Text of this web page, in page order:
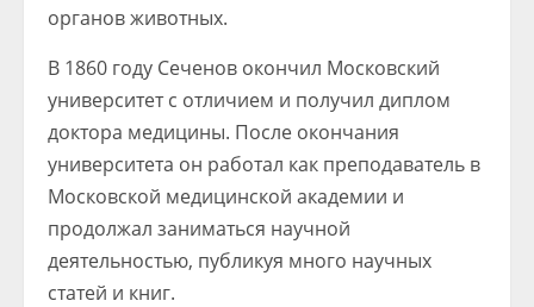
органов животных.
В 1860 году Сеченов окончил Московский
университет с отличием и получил диплом
доктора медицины. После окончания
университета он работал как преподаватель в
Московской медицинской академии и
продолжал заниматься научной
деятельностью, публикуя много научных
статей и книг.